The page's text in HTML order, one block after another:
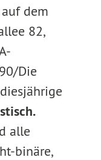
dem
82,
Die
alle
binäre,